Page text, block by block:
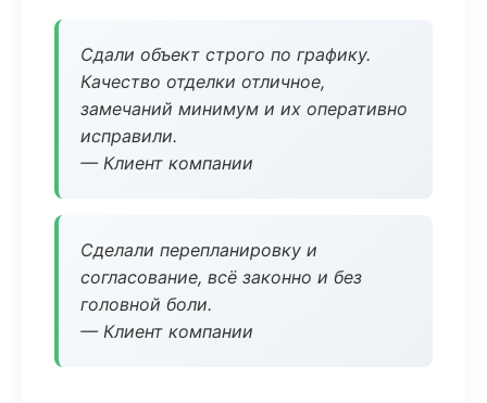
Сдали объект строго по графику.
Качество отделки отличное,
замечаний минимум и их оперативно
исправили.
— Клиент компании
Сделали перепланировку и
согласование, всё законно и без
головной боли.
— Клиент компании